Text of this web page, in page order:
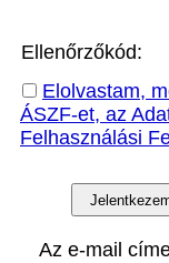
Ellenőrzőkód:
Elolvastam,
ÁSZF-et, az
Felhasználási
Az e-mail